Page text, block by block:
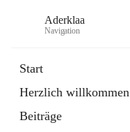
Aderklaa
Navigation
Start
Herzlich willkommen
Beiträge
6 Schnellzugriffe